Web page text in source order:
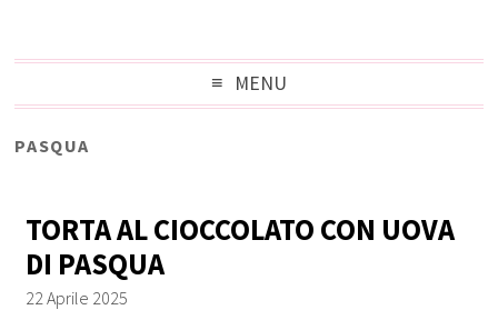
MENU
PASQUA
TORTA AL CIOCCOLATO CON UOVA
DI PASQUA
22 Aprile 2025